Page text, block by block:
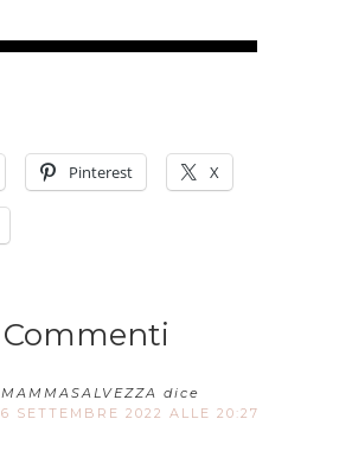
Pinterest X
Commenti
MAMMASALVEZZA dice
6 SETTEMBRE 2022 ALLE 20:27